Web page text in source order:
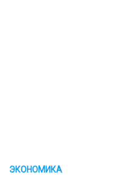
ЭКОНОМИКА